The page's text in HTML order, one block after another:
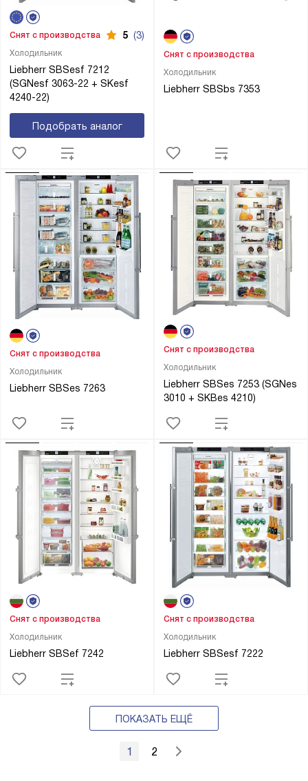
Холодильник
Liebherr SBSesf 7212
(SGNesf 3063-22 + SKesf
4240-22)
Снят с производства 5 (3)
Подобрать аналог
Холодильник
Liebherr SBSbs 7353
Снят с производства
Холодильник
Liebherr SBSes 7263
Снят с производства
Холодильник
Liebherr SBSes 7253 (SGNes
3010 + SKBes 4210)
Снят с производства
Холодильник
Liebherr SBSef 7242
Снят с производства
Холодильник
Liebherr SBSesf 7222
Снят с производства
ПОКАЗАТЬ ЕЩЁ
1 2